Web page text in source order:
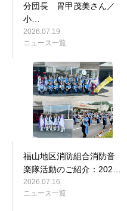
分団長 胃甲茂美さん／
小…
2026.07.19
ニュース一覧
福山地区消防組合消防音
楽隊活動のご紹介：202…
2026.07.16
ニュース一覧